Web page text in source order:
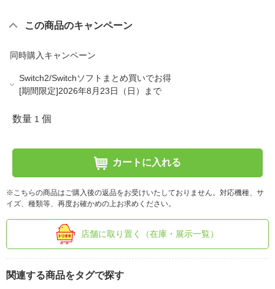
この商品のキャンペーン
同時購入キャンペーン
Switch2/Switchソフトまとめ買いでお得
[期間限定]2026年8月23日（日）まで
数量 1 個
カートに入れる
※こちらの商品はご購入後の返品をお受けいたしておりません。対応機種、サ
イズ、種類等、再度お確かめの上お求めください。
店舗に取り置く（在庫・展示一覧）
関連する商品をタグで探す